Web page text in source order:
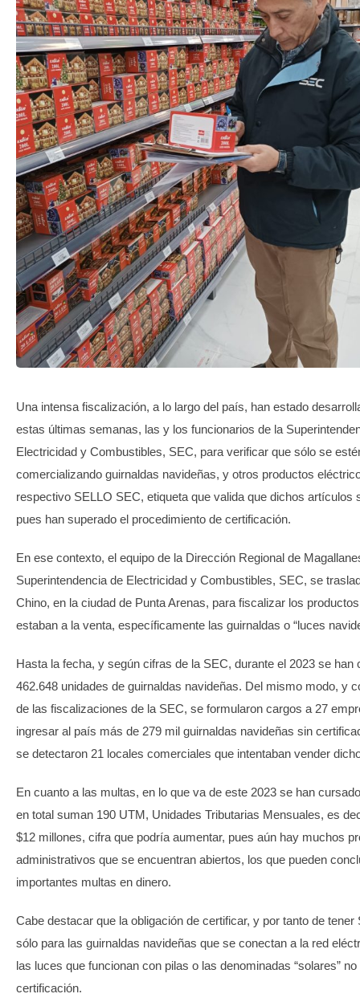
GALERIA DE FOTOS
APP MÓVIL
TRANSPARENCIA
Una intensa fiscalización, a lo largo del país, han estado
estas últimas semanas, las y los funcionarios de la
Electricidad y Combustibles, SEC, para verificar que sólo se
comercializando guirnaldas navideñas, y otros productos
respectivo SELLO SEC, etiqueta que valida que dichos artículos
pues han superado el procedimiento de certificación.
En ese contexto, el equipo de la Dirección Regional de
Superintendencia de Electricidad y Combustibles, SEC, se
Chino, en la ciudad de Punta Arenas, para fiscalizar los
estaban a la venta, específicamente las guirnaldas o “luces
Hasta la fecha, y según cifras de la SEC, durante el 2023 se han
462.648 unidades de guirnaldas navideñas. Del mismo modo, y
de las fiscalizaciones de la SEC, se formularon cargos a 27
ingresar al país más de 279 mil guirnaldas navideñas sin
se detectaron 21 locales comerciales que intentaban vender
En cuanto a las multas, en lo que va de este 2023 se han
en total suman 190 UTM, Unidades Tributarias Mensuales, es
$12 millones, cifra que podría aumentar, pues aún hay muchos
administrativos que se encuentran abiertos, los que pueden
importantes multas en dinero.
Cabe destacar que la obligación de certificar, y por tanto de
sólo para las guirnaldas navideñas que se conectan a la red
las luces que funcionan con pilas o las denominadas “solares”
certificación.